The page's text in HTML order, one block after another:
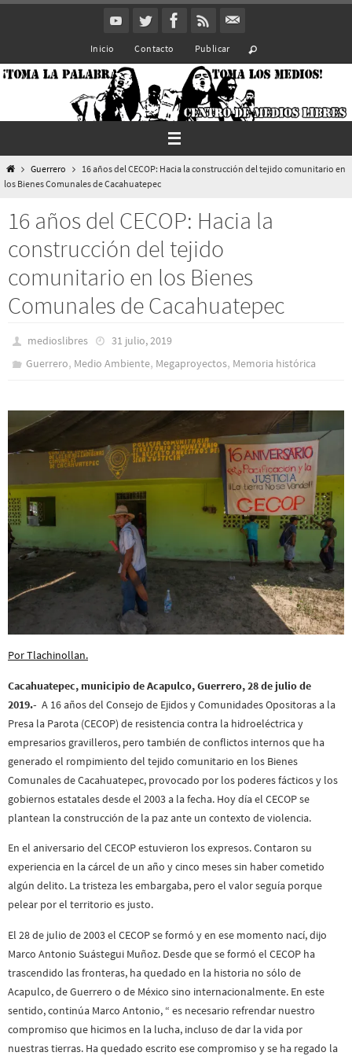
Inicio Contacto Publicar
InicioGuerrero
16 años del CECOP: Hacia la construcción del tejido comunitario en
los Bienes Comunales de Cacahuatepec
16 años del CECOP: Hacia la
construcción del tejido
comunitario en los Bienes
Comunales de Cacahuatepec
medioslibres
31 julio, 2019
Guerrero, Medio Ambiente, Megaproyectos, Memoria histórica
Por Tlachinollan.
Cacahuatepec, municipio de Acapulco, Guerrero, 28 de julio de
2019.- A 16 años del Consejo de Ejidos y Comunidades Opositoras a la
Presa la Parota (CECOP) de resistencia contra la hidroeléctrica y
empresarios gravilleros, pero también de conflictos internos que ha
generado el rompimiento del tejido comunitario en los Bienes
Comunales de Cacahuatepec, provocado por los poderes fácticos y los
gobiernos estatales desde el 2003 a la fecha. Hoy día el CECOP se
plantean la construcción de la paz ante un contexto de violencia.
En el aniversario del CECOP estuvieron los expresos. Contaron su
experiencia en la cárcel de un año y cinco meses sin haber cometido
algún delito. La tristeza les embargaba, pero el valor seguía porque
pelear por el territorio es justo.
El 28 de julio de 2003 el CECOP se formó y en ese momento nací, dijo
Marco Antonio Suástegui Muñoz. Desde que se formó el CECOP ha
trascendido las fronteras, ha quedado en la historia no sólo de
Acapulco, de Guerrero o de México sino internacionalmente. En este
sentido, continúa Marco Antonio, “ es necesario refrendar nuestro
compromiso que hicimos en la lucha, incluso de dar la vida por
nuestras tierras. Ha quedado escrito ese compromiso y se ha regado la